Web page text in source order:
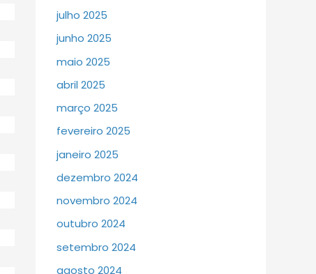
julho 2025
junho 2025
maio 2025
abril 2025
março 2025
fevereiro 2025
janeiro 2025
dezembro 2024
novembro 2024
outubro 2024
setembro 2024
agosto 2024